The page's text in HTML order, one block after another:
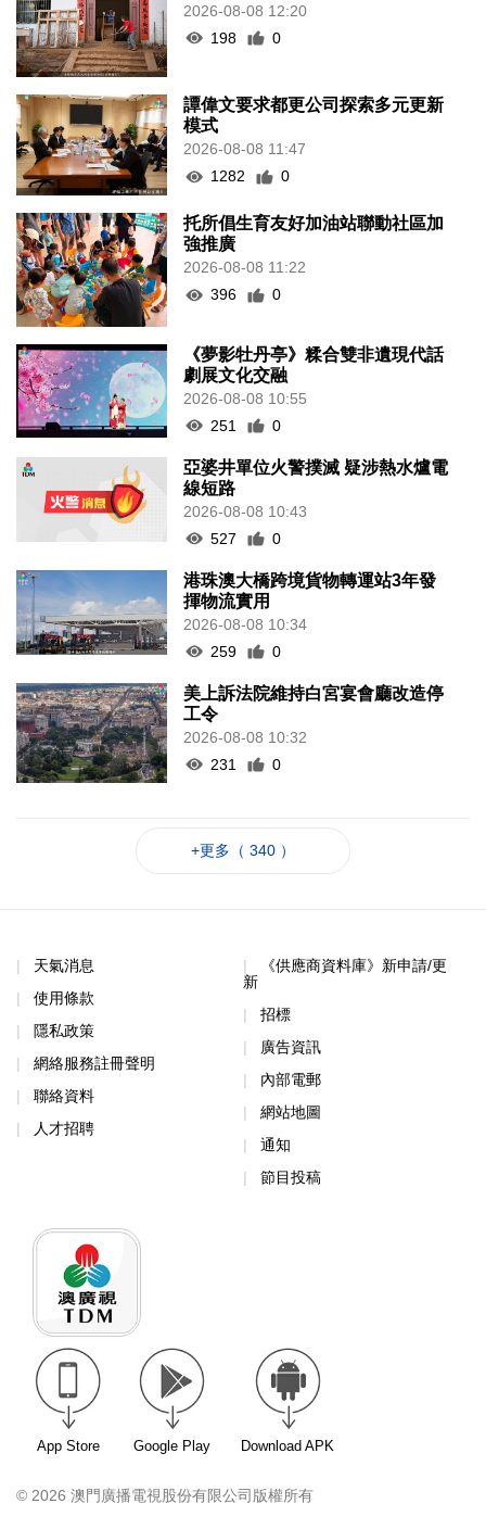
2026-08-08 12:20
198
0
譚偉文要求都更公司探索多元更新
模式
2026-08-08 11:47
1282
0
托所倡生育友好加油站聯動社區加
強推廣
2026-08-08 11:22
396
0
《夢影牡丹亭》糅合雙非遺現代話
劇展文化交融
2026-08-08 10:55
251
0
亞婆井單位火警撲滅 疑涉熱水爐電
線短路
2026-08-08 10:43
527
0
港珠澳大橋跨境貨物轉運站3年發
揮物流實用
2026-08-08 10:34
259
0
美上訴法院維持白宮宴會廳改造停
工令
2026-08-08 10:32
231
0
+更多（ 340 ）
天氣消息
使用條款
隱私政策
網絡服務註冊聲明
聯絡資料
人才招聘
《供應商資料庫》新申請/更
新
招標
廣告資訊
內部電郵
網站地圖
通知
節目投稿
App Store Google Play Download APK
© 2026 澳門廣播電視股份有限公司版權所有